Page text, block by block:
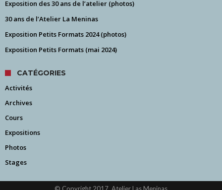
Exposition des 30 ans de l’atelier (photos)
30 ans de l’Atelier La Meninas
Exposition Petits Formats 2024 (photos)
Exposition Petits Formats (mai 2024)
CATÉGORIES
Activités
Archives
Cours
Expositions
Photos
Stages